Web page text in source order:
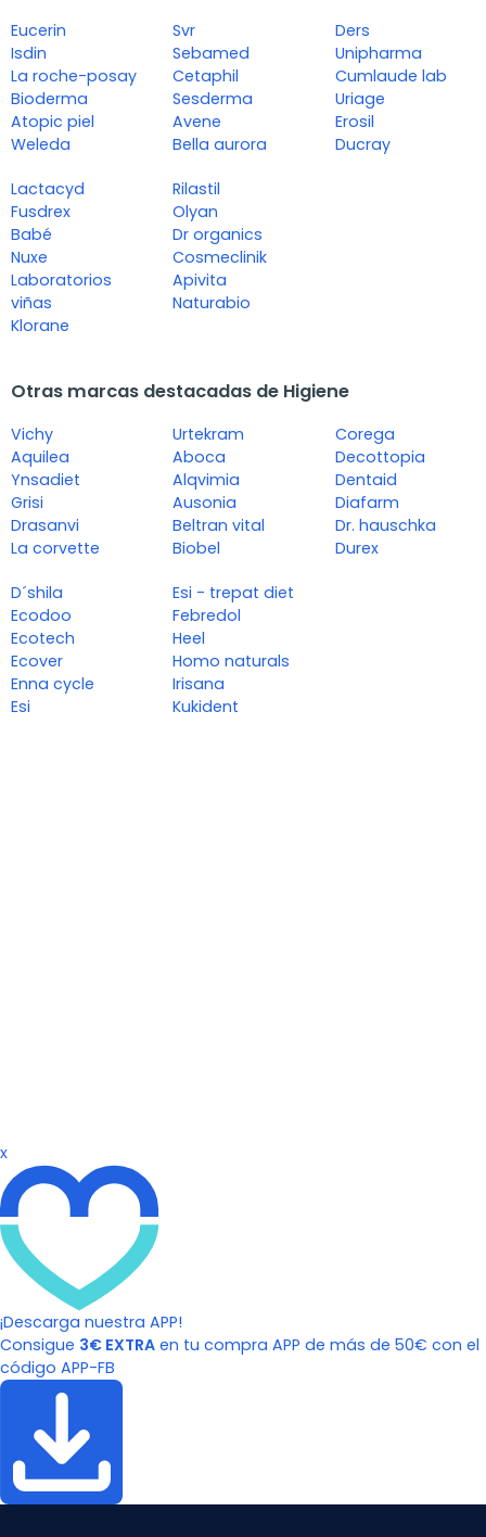
Eucerin
Isdin
La roche-posay
Bioderma
Atopic piel
Weleda
Svr
Sebamed
Cetaphil
Sesderma
Avene
Bella aurora
Ders
Unipharma
Cumlaude lab
Uriage
Erosil
Ducray
Lactacyd
Fusdrex
Babé
Nuxe
Laboratorios
viñas
Klorane
Rilastil
Olyan
Dr organics
Cosmeclinik
Apivita
Naturabio
Otras marcas destacadas de Higiene
Vichy
Aquilea
Ynsadiet
Grisi
Drasanvi
La corvette
Urtekram
Aboca
Alqvimia
Ausonia
Beltran vital
Biobel
Corega
Decottopia
Dentaid
Diafarm
Dr. hauschka
Durex
D´shila
Ecodoo
Ecotech
Ecover
Enna cycle
Esi
Esi - trepat diet
Febredol
Heel
Homo naturals
Irisana
Kukident
x
¡Descarga nuestra APP!
Consigue 3€ EXTRA en tu compra APP de más de 50€ con el
código APP-FB